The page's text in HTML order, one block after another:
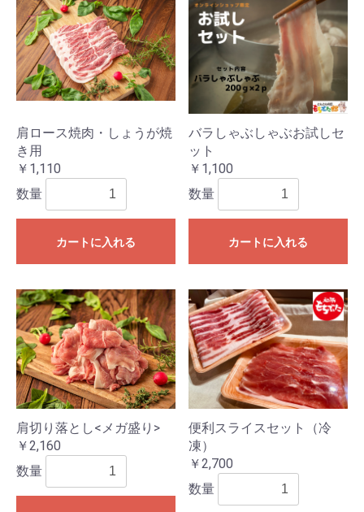
肩ロース焼肉・しょうが焼
き用
￥1,110
数量
カートに入れる
バラしゃぶしゃぶお試しセ
ット
￥1,100
数量
カートに入れる
肩切り落とし<メガ盛り>
￥2,160
数量
便利スライスセット（冷
凍）
￥2,700
数量